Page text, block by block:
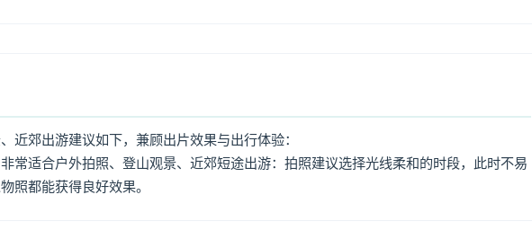
近郊出游建议如下，兼顾出片效果与出行体验：
常适合户外拍照、登山观景、近郊短途出游：拍照建议选择光线柔和的时段，此时不易
照都能获得良好效果。